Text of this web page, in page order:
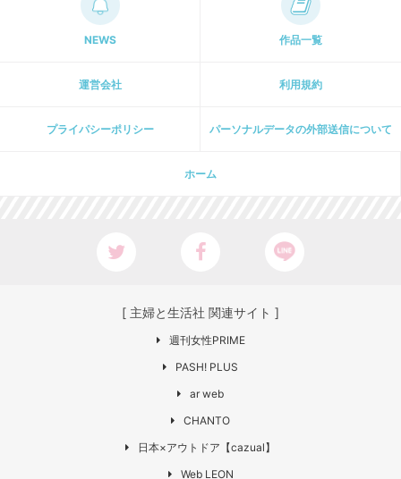
NEWS 作品一覧
運営会社 利用規約
プライパシーポリシー パーソナルデータの外部送信について
ホーム
[ 主婦と生活社 関連サイト ]
週刊女性PRIME
PASH! PLUS
ar web
CHANTO
日本×アウトドア【cazual】
Web LEON